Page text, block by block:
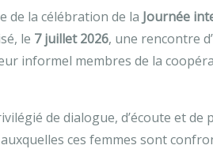
de la célébration de la Journée
le 7 juillet 2026, une rencontre
informel membres de la
de dialogue, d’écoute et de
ces femmes sont